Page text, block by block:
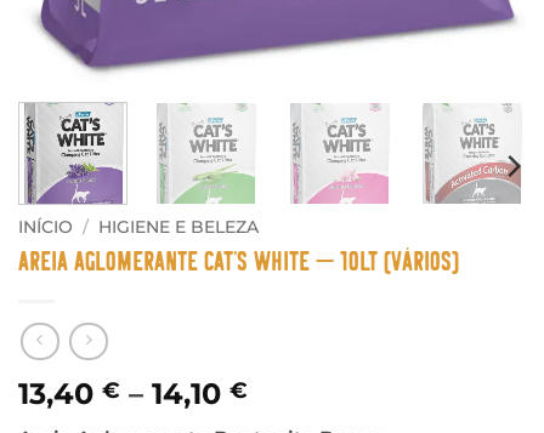
INÍCIO / HIGIENE E BELEZA
Areia Aglomerante Cat’s White – 10Lt (Vários)
13,40 € – 14,10 €
range: